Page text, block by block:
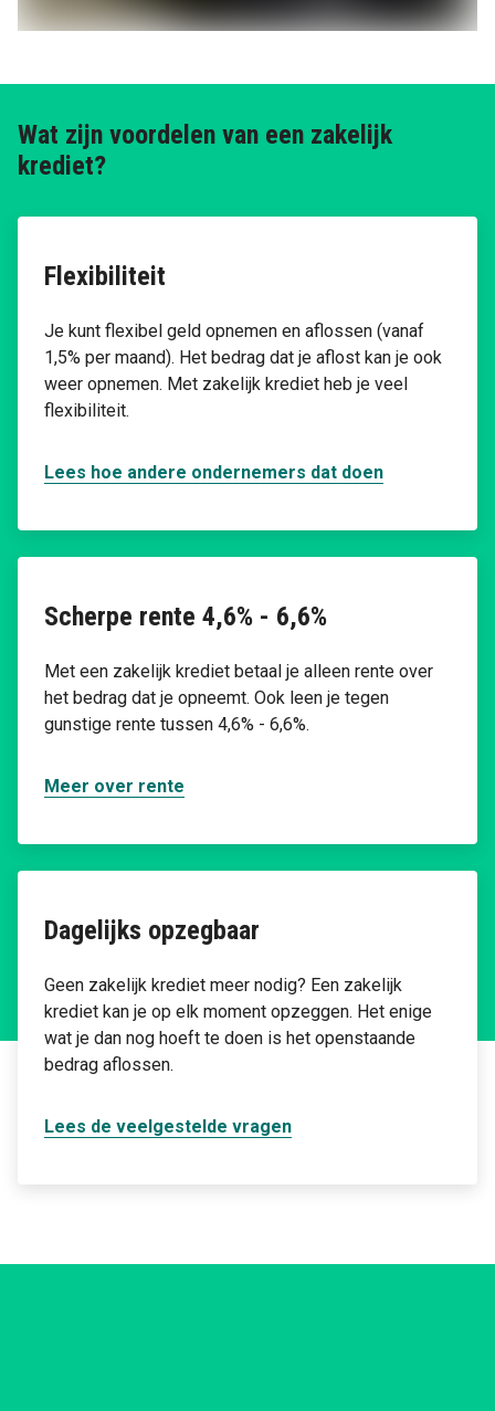
Wat zijn voordelen van een zakelijk
krediet?
Flexibiliteit
Je kunt flexibel geld opnemen en aflossen (vanaf
1,5% per maand). Het bedrag dat je aflost kan je ook
weer opnemen. Met zakelijk krediet heb je veel
flexibiliteit.
Lees hoe andere ondernemers dat doen
Scherpe rente 4,6% - 6,6%
Met een zakelijk krediet betaal je alleen rente over
het bedrag dat je opneemt. Ook leen je tegen
gunstige rente tussen 4,6% - 6,6%.
Meer over rente
Dagelijks opzegbaar
Geen zakelijk krediet meer nodig? Een zakelijk
krediet kan je op elk moment opzeggen. Het enige
wat je dan nog hoeft te doen is het openstaande
bedrag aflossen.
Lees de veelgestelde vragen